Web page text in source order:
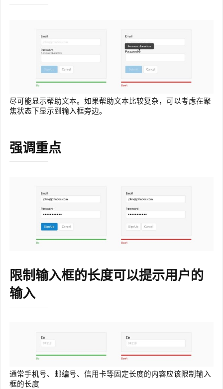
尽可能显示帮助文本。如果帮助文本比较复杂，可以考虑在聚
焦状态下显示到输入框旁边。
强调重点
限制输入框的长度可以提示用户的
输入
通常手机号、邮编号、信用卡等固定长度的内容应该限制输入
框的长度